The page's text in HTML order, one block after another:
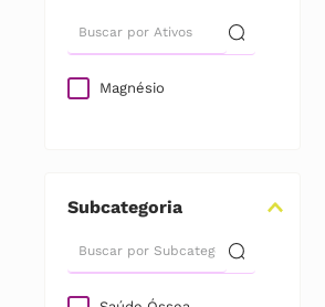
Magnésio
Subcategoria